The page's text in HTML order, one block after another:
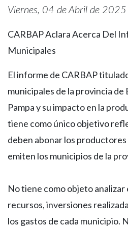
Viernes, 04 de Abril de 2025
CARBAP Aclara Acerca Del
Municipales
El informe de CARBAP
municipales de la provincia de
Pampa y su impacto en la
tiene como único objetivo
deben abonar los
emiten los municipios de la
No tiene como objeto analizar
recursos, inversiones
los gastos de cada municipio.